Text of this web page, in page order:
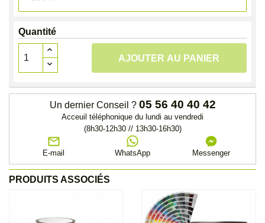
Quantité
AJOUTER AU PANIER
Un dernier Conseil ? 05 56 40 40 42
Acceuil téléphonique du lundi au vendredi
(8h30-12h30 // 13h30-16h30)
E-mail WhatsApp Messenger
PRODUITS ASSOCIÉS